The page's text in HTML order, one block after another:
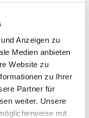
Anzeigen zu
Medien anbieten
Website zu
zu Ihrer
Partner für
weiter. Unsere
mit
auch